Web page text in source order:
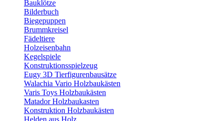
Bauklötze
Bilderbuch
Biegepuppen
Brummkreisel
Fädeltiere
Holzeisenbahn
Kegelspiele
Konstruktionsspielzeug
Eugy 3D Tierfigurenbausätze
Walachia Vario Holzbaukästen
Varis Toys Holzbaukästen
Matador Holzbaukasten
Konstruktion Holzbaukästen
Helden aus Holz